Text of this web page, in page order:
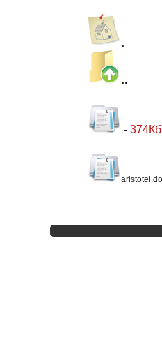
.
..
- 374Кб